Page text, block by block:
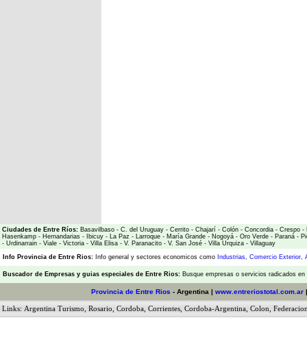
Ciudades de Entre Ríos: Basavilbaso - C. del Uruguay - Cerrito - Chajarí - Colón - Concordia - Crespo -
Hasenkamp - Hernandarias - Ibicuy - La Paz - Larroque - María Grande - Nogoyá - Oro Verde - Paraná -
- Urdinarrain - Viale - Victoria - Villa Elisa - V. Paranacito - V. San José - Villa Urquiza - Villaguay
Info Provincia de Entre Rios: Info general y sectores economicos como Industrias, Comercio Exterior,
Buscador de Empresas y guias especiales de Entre Rios: Busque empresas o servicios radicados
Provincia de Entre Rios - Argentina | www.entreriostotal.com.ar
Links: Argentina Turismo Rosario Cordoba Corrientes Cordoba-Argentina Colon